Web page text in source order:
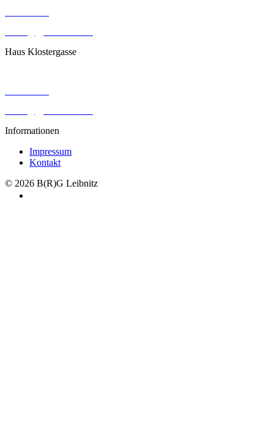
Haus Klostergasse
Informationen
Impressum
Kontakt
© 2026 B(R)G Leibnitz